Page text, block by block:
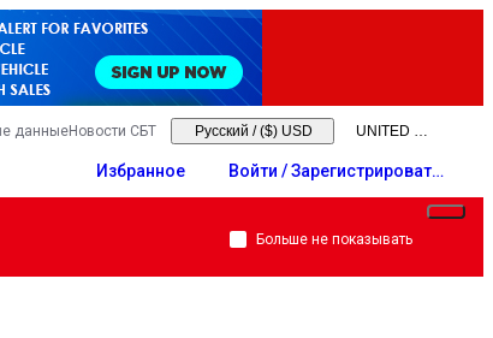
данныеНовости СБТ Русский / ($) USD
Избранное
Войти / Зарегистрировать
ся
Больше не показывать